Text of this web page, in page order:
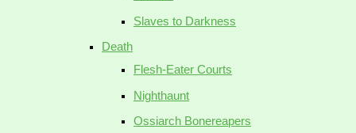
Slaves to Darkness
Death
Flesh-Eater Courts
Nighthaunt
Ossiarch Bonereapers